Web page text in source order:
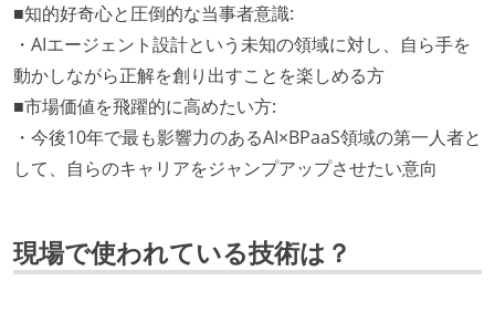
■知的好奇心と圧倒的な当事者意識:
・AIエージェント設計という未知の領域に対し、自ら手を
動かしながら正解を創り出すことを楽しめる方
■市場価値を飛躍的に高めたい方:
・今後10年で最も影響力のあるAI×BPaaS領域の第一人者と
して、自らのキャリアをジャンプアップさせたい意向
現場で使われている技術は？